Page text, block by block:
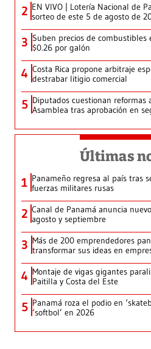
2 EN VIVO | Lotería Nacional de
sorteo de este 5 de agosto de
3 Suben precios de combustibles
$0.26 por galón
4 Costa Rica propone arbitraje
destrabar litigio comercial
5 Diputados cuestionan
Asamblea tras aprobación en
Últimas
1 Panameño regresa al país tras
fuerzas militares rusas
2 Canal de Panamá anuncia
agosto y septiembre
3 Más de 200 emprendedores
transformar sus ideas en
4 Montaje de vigas gigantes
Paitilla y Costa del Este
5 Panamá roza el podio en
‘softbol’ en 2026